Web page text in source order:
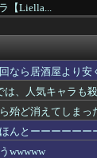
【Liella...
り安く飲めてイ...
も殺していき...
予約開始！...
て凄いなｗｗ...
なら居酒屋より安
、人気キャラも
殆ど消えてしまっ
んとーーーーー
wwwww